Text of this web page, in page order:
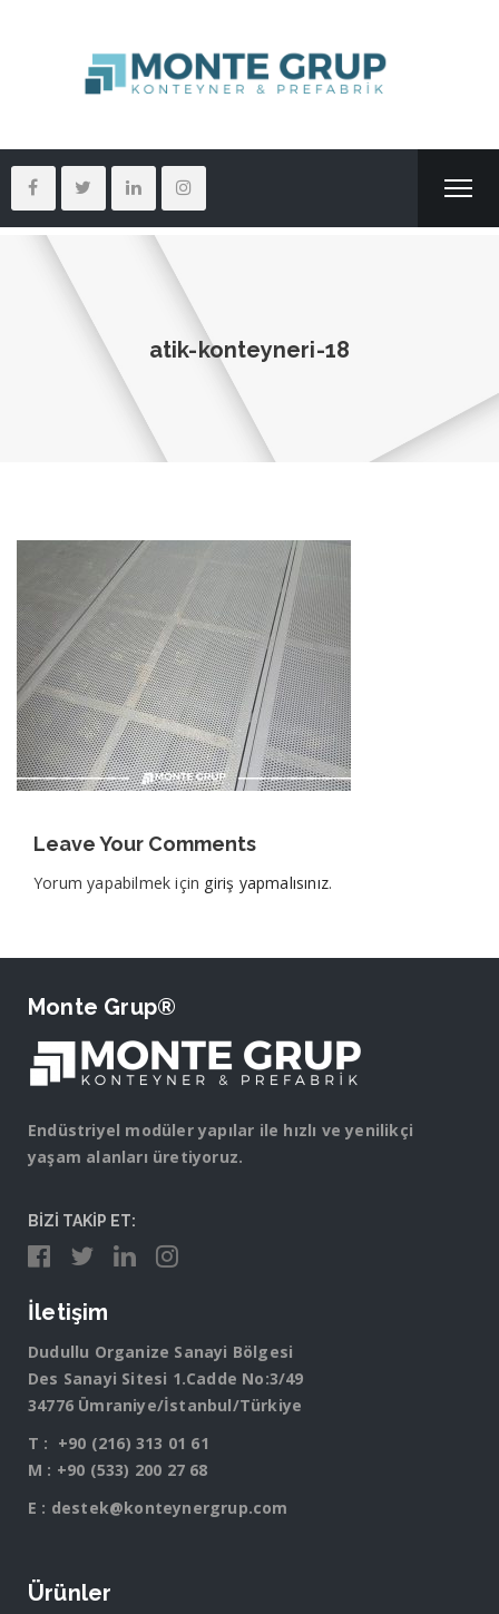
atik-konteyneri-18
Leave Your Comments
Yorum yapabilmek için giriş yapmalısınız.
Monte Grup®
Endüstriyel modüler yapılar ile hızlı ve yenilikçi
yaşam alanları üretiyoruz.
BİZİ TAKİP ET:
İletişim
Dudullu Organize Sanayi Bölgesi
Des Sanayi Sitesi 1.Cadde No:3/49
34776 Ümraniye/İstanbul/Türkiye
T : +90 (216) 313 01 61
M : +90 (533) 200 27 68
E : destek@konteynergrup.com
Ürünler